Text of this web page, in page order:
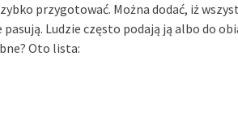
przygotować. Można dodać, iż
Ludzie często podają ją albo do
Oto lista: